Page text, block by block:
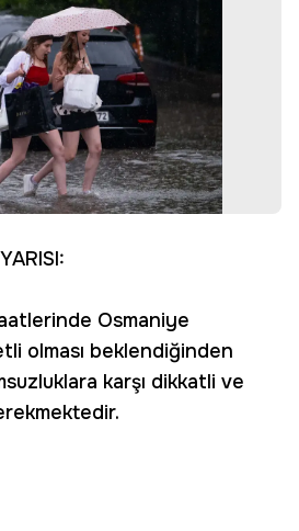
Osmaniye
olması beklendiğinden
karşı dikkatli ve